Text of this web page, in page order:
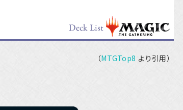
（MTGTop8 より引用）